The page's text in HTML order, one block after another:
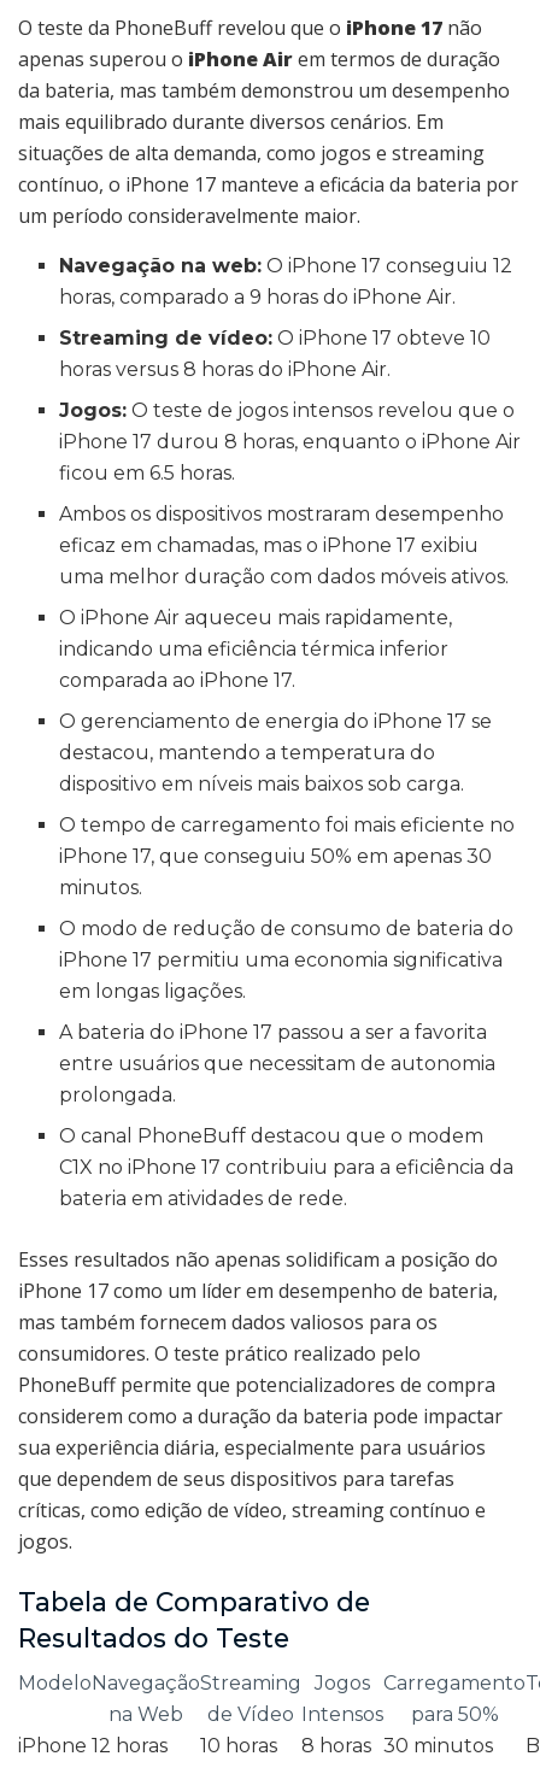
O teste da PhoneBuff revelou que o iPhone 17 não
apenas superou o iPhone Airem termos de duração
da bateria, mas também demonstrou um desempenho
mais equilibrado durante diversos cenários. Em
situações de alta demanda, como jogos e streaming
contínuo, o iPhone 17 manteve a eficácia da bateria por
um período consideravelmente maior.
Navegação na web: O iPhone 17 conseguiu 12
horas, comparado a 9 horas do iPhone Air.
Streaming de vídeo: O iPhone 17 obteve 10
horas versus 8 horas do iPhone Air.
Jogos: O teste de jogos intensos revelou que o
iPhone 17 durou 8 horas, enquanto o iPhone Air
ficou em 6.5 horas.
Ambos os dispositivos mostraram desempenho
eficaz em chamadas, mas o iPhone 17 exibiu
uma melhor duração com dados móveis ativos.
O iPhone Air aqueceu mais rapidamente,
indicando uma eficiência térmica inferior
comparada ao iPhone 17.
O gerenciamento de energia do iPhone 17 se
destacou, mantendo a temperatura do
dispositivo em níveis mais baixos sob carga.
O tempo de carregamento foi mais eficiente no
iPhone 17, que conseguiu 50% em apenas 30
minutos.
O modo de redução de consumo de bateria do
iPhone 17 permitiu uma economia significativa
em longas ligações.
A bateria do iPhone 17 passou a ser a favorita
entre usuários que necessitam de autonomia
prolongada.
O canal PhoneBuff destacou que o modem
C1X no iPhone 17 contribuiu para a eficiência da
bateria em atividades de rede.
Esses resultados não apenas solidificam a posição do
iPhone 17 como um líder em desempenho de bateria,
mas também fornecem dados valiosos para os
consumidores. O teste prático realizado pelo
PhoneBuff permite que potencializadores de compra
considerem como a duração da bateria pode impactar
sua experiência diária, especialmente para usuários
que dependem de seus dispositivos para tarefas
críticas, como edição de vídeo, streaming contínuo e
jogos.
Tabela de Comparativo de
Resultados do Teste
Modelo Navegação
na Web
Streaming
de Vídeo
Jogos
Intensos
Carregamento
para 50%
iPhone 12 horas 10 horas 8 horas 30 minutos